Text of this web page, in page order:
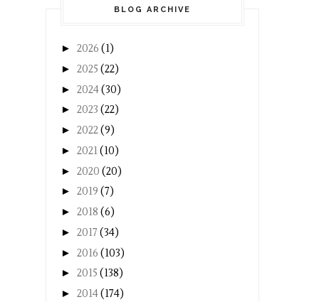
BLOG ARCHIVE
► 2026 (1)
► 2025 (22)
► 2024(30)
► 2023 (22)
► 2022(9)
► 2021(10)
► 2020 (20)
► 2019 (7)
► 2018 (6)
► 2017 (34)
► 2016 (103)
► 2015 (138)
► 2014(174)